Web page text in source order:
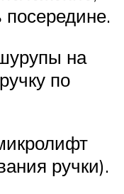
посередине.
на
по
ручки).